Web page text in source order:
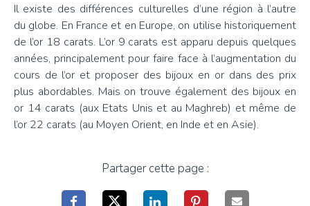
Il existe des différences culturelles d’une région à l’autre
du globe. En France et en Europe, on utilise historiquement
de l’or 18 carats. L’or 9 carats est apparu depuis quelques
années, principalement pour faire face à l’augmentation du
cours de l’or et proposer des bijoux en or dans des prix
plus abordables. Mais on trouve également des bijoux en
or 14 carats (aux Etats Unis et au Maghreb) et même de
l’or 22 carats (au Moyen Orient, en Inde et en Asie).
Partager cette page :